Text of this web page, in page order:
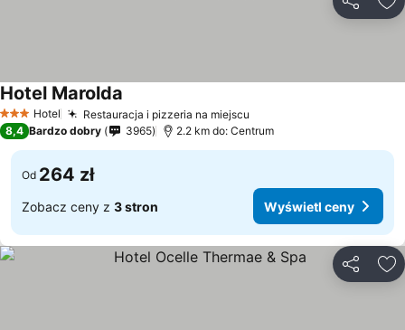
3 Kategoria
Hotel Restauracja i pizzeria na miejscu
Hotel Marolda
8,4 Bardzo dobry 3965 2.2 km do: Centrum
Od 264 zł
Zobacz ceny z 3 stron Wyświetl ceny